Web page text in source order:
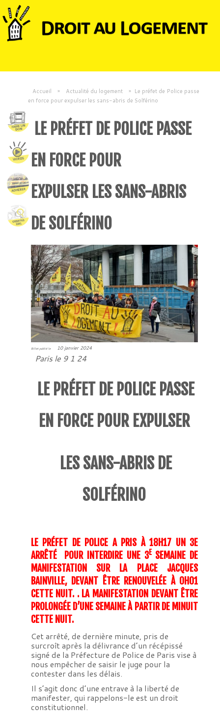
Accueil » Actualité du logement » Le préfet de Police passe
en force pour expulser les sans-abris de Solférino
LE PRÉFET DE POLICE PASSE
EN FORCE POUR
EXPULSER LES SANS-ABRIS
DE SOLFÉRINO
Billet publié le 10 janvier 2024
Paris le 9 1 24
LE PRÉFET DE POLICE PASSE
EN FORCE POUR EXPULSER
LES SANS-ABRIS DE
SOLFÉRINO
LE PRÉFET DE POLICE A PRIS À 18H17 UN 3E
ARRÊTÉ POUR INTERDIRE UNE 3ESEMAINE DE
MANIFESTATION SUR LA PLACE JACQUES
BAINVILLE, DEVANT ÊTRE RENOUVELÉE À 0H01
CETTE NUIT. . LA MANIFESTATION DEVANT ÊTRE
PROLONGÉE D’UNE SEMAINE À PARTIR DE MINUIT
CETTE NUIT.
Cet arrêté, de dernière minute, pris de
surcroît après la délivrance d’un récépissé
signé de la Préfecture de Police de Paris vise à
nous empêcher de saisir le juge pour la
contester dans les délais.
Il s’agit donc d’une entrave à la liberté de
manifester, qui rappelons-le est un droit
constitutionnel.